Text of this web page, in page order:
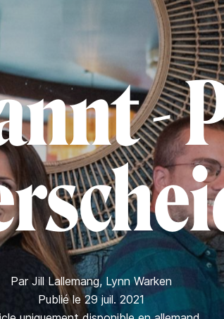
-
Par Jill Lallemang, Lynn Warken
Publié le 29 juil. 2021